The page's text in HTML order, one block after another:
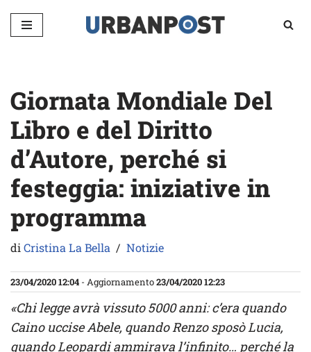
Vai
Giornata Mondiale Del
Libro e del Diritto
d’Autore, perché si
festeggia: iniziative in
programma
diCristina La Bella Notizie
23/04/2020 12:04 - Aggiornamento23/04/2020 12:23
«Chi legge avrà vissuto 5000 anni: c’era quando
Caino uccise Abele, quando Renzo sposò Lucia,
quando Leopardi ammirava l’infinito… perché la